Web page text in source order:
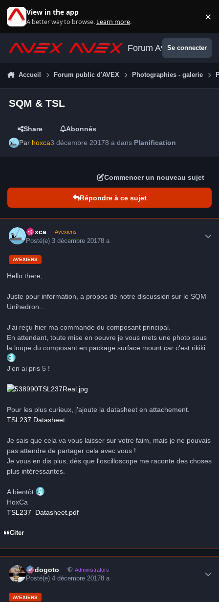
View in the app
A better way to browse. Learn more. ×
Forum AvexSe connecter
Accueil Forum public d'AVEX Photographies - galerie
SQM & TSL
Share
Abonnés
Par hoxca3 décembre 20178 a dans Planification
Commencer un nouveau sujet
Répondre à ce sujet
hoxca Avexiens
Posté(e)3 décembre 20178 a
AVEXIENS
Hello there,
Juste pour information, a propos de notre discussion sur le SQM
Unihedron...
J'ai reçu hier ma commande du composant principal.
En attendant, toute mise en oeuvre je vous mets une photo sous
la loupe du composant en package surface mount car c'est rikiki
J'en ai pris 5 !
Pour les plus curieux, j'ajoute la datasheet en attachement.
TSL237 Datasheet
Je sais que cela va vous laisser sur votre faim, mais je ne pouvais
pas attendre de partager cela avec vous !
Je vous en dis plus, dès que l'oscilloscope me raconte des choses
plus intéressantes.
A bientôt
HoxCa
TSL237_Datasheet.pdf
Citer
frédogoto Administrators
Posté(e)4 décembre 20178 a
AVEXIENS